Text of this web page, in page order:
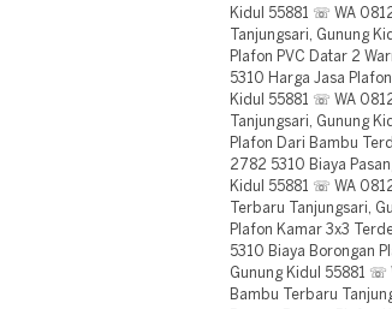
Kidul 55881 ☏ WA
Tanjungsari, Gunung
Plafon PVC Datar 2
5310 Harga Jasa
Kidul 55881 ☏ WA
Tanjungsari, Gunung
Plafon Dari Bambu
2782 5310 Biaya
Kidul 55881 ☏ WA
Terbaru Tanjungsari,
Plafon Kamar 3x3
5310 Biaya Borongan
Gunung Kidul 55881 ☏
Bambu Terbaru